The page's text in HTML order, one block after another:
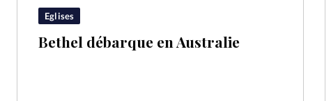
Eglises
Bethel débarque en Australie